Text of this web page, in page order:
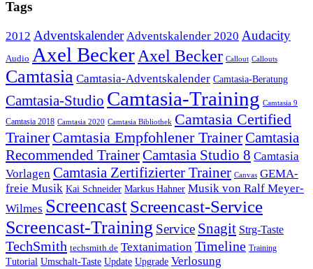
Tags
2012 Adventskalender Adventskalender 2020 Audacity
Audio Axel Becker Axel Becker Callout Callouts
Camtasia Camtasia-Adventskalender Camtasia-Beratung
Camtasia-Studio Camtasia-Training Camtasia 9
Camtasia 2018 Camtasia 2020 Camtasia Bibliothek Camtasia Certified
Trainer Camtasia Empfohlener TrainerCamtasia
Recommended TrainerCamtasia Studio 8 Camtasia
Vorlagen Camtasia Zertifizierter Trainer Canvas GEMA-
freie Musik Kai Schneider Markus Hahner Musik von Ralf Meyer-
Wilmes ScreencastScreencast-Service
Screencast-Training Service Snagit Strg-Taste
TechSmith techsmith.de Textanimation Timeline Training
Tutorial Umschalt-Taste Update Upgrade Verlosung